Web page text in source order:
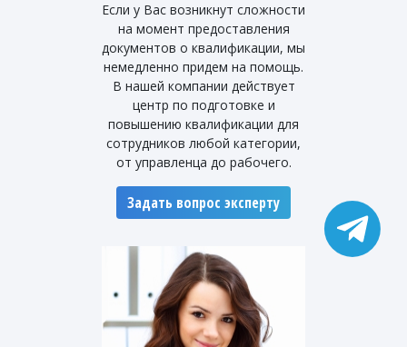
Если у Вас возникнут сложности
на момент предоставления
документов о квалификации, мы
немедленно придем на помощь.
В нашей компании действует
центр по подготовке и
повышению квалификации для
сотрудников любой категории,
от управленца до рабочего.
Задать вопрос эксперту